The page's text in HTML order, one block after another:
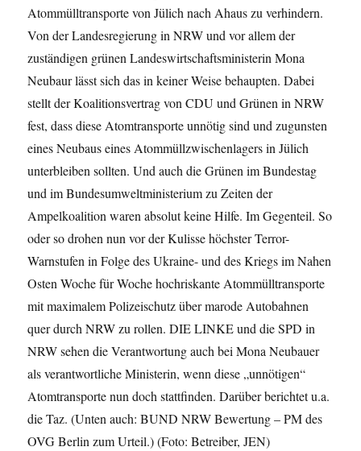
Atommülltransporte von Jülich nach Ahaus zu verhindern.
Von der Landesregierung in NRW und vor allem der
zuständigen grünen Landeswirtschaftsministerin Mona
Neubaur lässt sich das in keiner Weise behaupten. Dabei
stellt der Koalitionsvertrag von CDU und Grünen in NRW
fest, dass diese Atomtransporte unnötig sind und zugunsten
eines Neubaus eines Atommüllzwischenlagers in Jülich
unterbleiben sollten. Und auch die Grünen im Bundestag
und im Bundesumweltministerium zu Zeiten der
Ampelkoalition waren absolut keine Hilfe. Im Gegenteil. So
oder so drohen nun vor der Kulisse höchster Terror-
Warnstufen in Folge des Ukraine- und des Kriegs im Nahen
Osten Woche für Woche hochriskante Atommülltransporte
mit maximalem Polizeischutz über marode Autobahnen
quer durch NRW zu rollen. DIE LINKE und die SPD in
NRW sehen die Verantwortung auch bei Mona Neubauer
als verantwortliche Ministerin, wenn diese „unnötigen“
Atomtransporte nun doch stattfinden. Darüber berichtet u.a.
die Taz. (Unten auch: BUND NRW Bewertung – PM des
OVG Berlin zum Urteil.) (Foto: Betreiber, JEN)